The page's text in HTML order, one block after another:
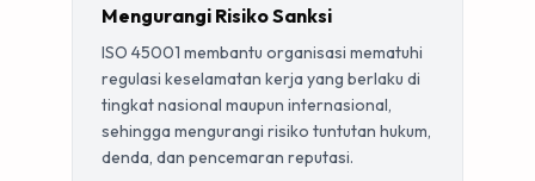
Mengurangi Risiko Sanksi
ISO 45001 membantu organisasi mematuhi
regulasi keselamatan kerja yang berlaku di
tingkat nasional maupun internasional,
sehingga mengurangi risiko tuntutan hukum,
denda, dan pencemaran reputasi.